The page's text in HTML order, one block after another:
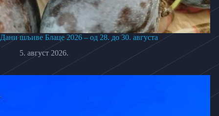
Дани шљиве Блаце 2026 – од 28. до 30. августа
5. август 2026.